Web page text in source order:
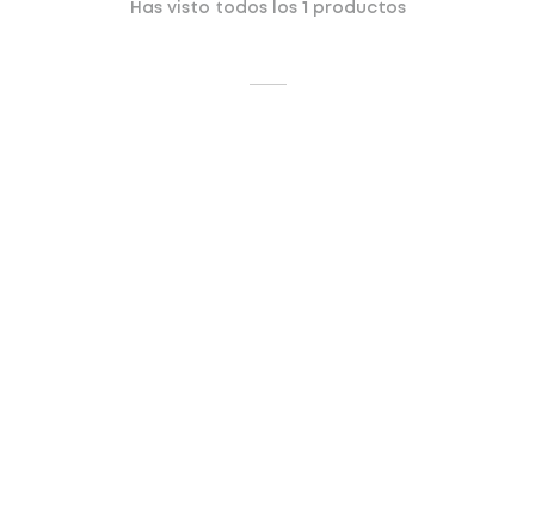
Has visto todos los productos